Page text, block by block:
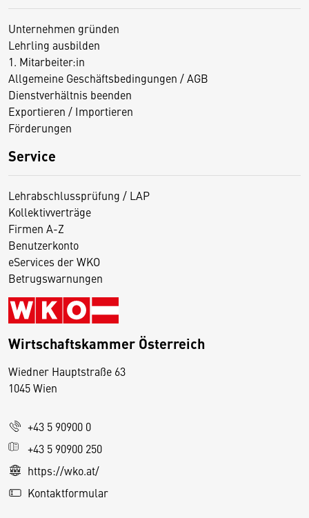
Unternehmen gründen
Lehrling ausbilden
1. Mitarbeiter:in
Allgemeine Geschäftsbedingungen / AGB
Dienstverhältnis beenden
Exportieren / Importieren
Förderungen
Service
Lehrabschlussprüfung / LAP
Kollektivverträge
Firmen A-Z
Benutzerkonto
eServices der WKO
Betrugswarnungen
Wirtschaftskammer Österreich
Wiedner Hauptstraße 63
1045 Wien
+43 5 90900 0
+43 5 90900 250
https://wko.at/
Kontaktformular
D
s
e
S
e